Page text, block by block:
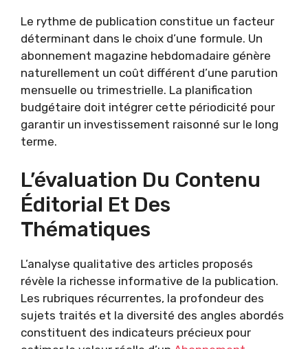
Le rythme de publication constitue un facteur
déterminant dans le choix d’une formule. Un
abonnement magazine hebdomadaire génère
naturellement un coût différent d’une parution
mensuelle ou trimestrielle. La planification
budgétaire doit intégrer cette périodicité pour
garantir un investissement raisonné sur le long
terme.
L’évaluation Du Contenu
Éditorial Et Des
Thématiques
L’analyse qualitative des articles proposés
révèle la richesse informative de la publication.
Les rubriques récurrentes, la profondeur des
sujets traités et la diversité des angles abordés
constituent des indicateurs précieux pour